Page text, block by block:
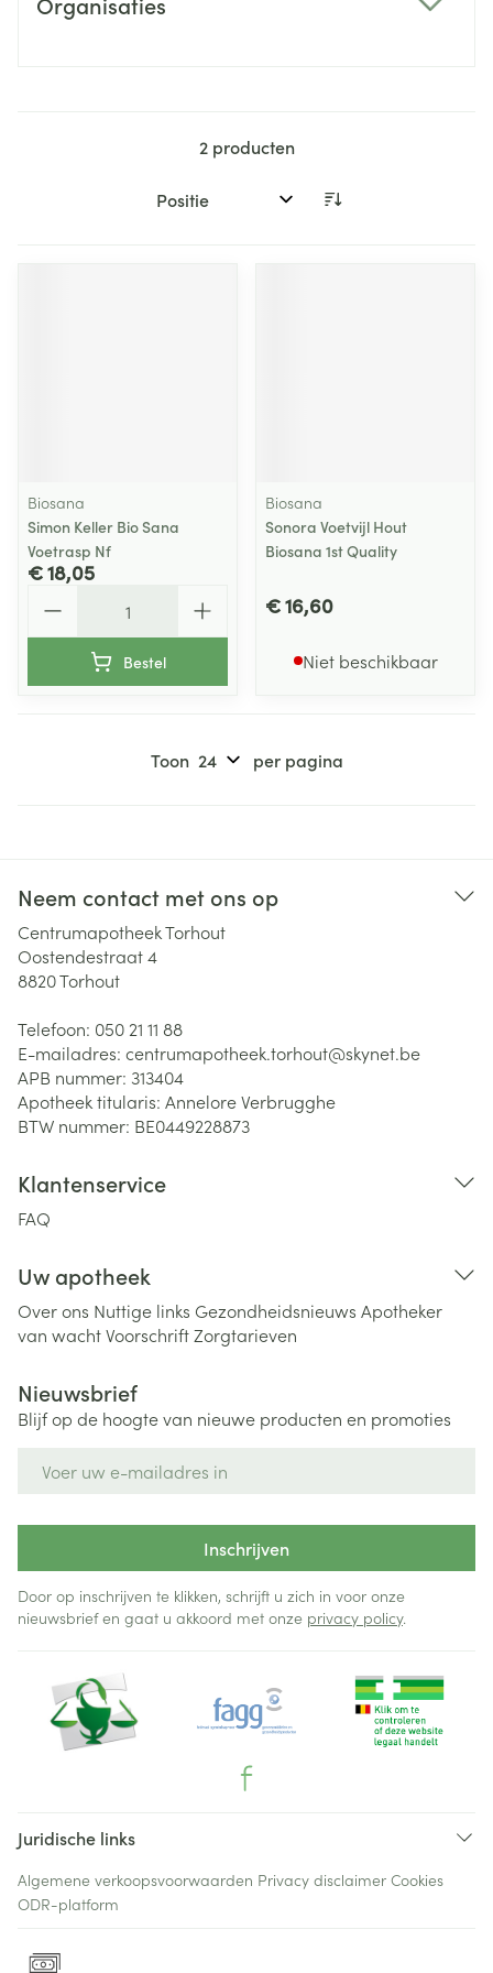
2producten
Sorteer op:
Biosana
Simon Keller Bio Sana
Voetrasp Nf
€ 18,05
Bestel
Biosana
Sonora Voetvijl Hout
Biosana 1st Quality
€ 16,60
Niet beschikbaar
Toon per pagina
Neem contact met ons op
Centrumapotheek Torhout
Oostendestraat 4
8820Torhout
Telefoon: 050 21 11 88
E-mailadres: centrumapotheek.torhout@skynet.be
APB nummer: 313404
Apotheek titularis: Annelore Verbrugghe
BTW nummer: BE0449228873
Klantenservice
FAQ
Uw apotheek
Over ons Nuttige links Gezondheidsnieuws Apotheker
van wachtVoorschriftZorgtarieven
Nieuwsbrief
Blijf op de hoogte van nieuwe producten en promoties
Inschrijven
Door op inschrijven te klikken, schrijft u zich in voor onze
nieuwsbrief en gaat u akkoord met onze privacy policy.
Juridische links
Algemene verkoopsvoorwaarden Privacy disclaimer Cookies
ODR-platform